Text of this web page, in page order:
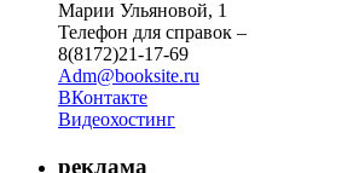
Марии Ульяновой, 1
Телефон для справок –
8(8172)21-17-69
Adm@booksite.ru
ВКонтакте
Видеохостинг
реклама